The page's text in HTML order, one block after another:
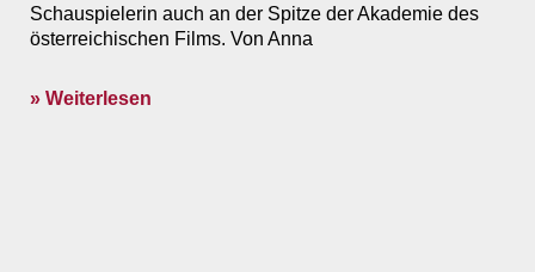
Schauspielerin auch an der Spitze der Akademie des
österreichischen Films. Von Anna
» Weiterlesen